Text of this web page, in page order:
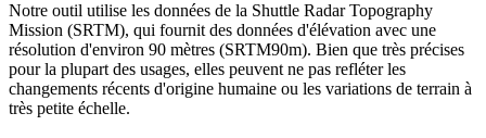
Notre outil utilise les données de la Shuttle Radar Topography
Mission (SRTM), qui fournit des données d'élévation avec une
résolution d'environ 90 mètres (SRTM90m). Bien que très précises
pour la plupart des usages, elles peuvent ne pas refléter les
changements récents d'origine humaine ou les variations de terrain à
très petite échelle.